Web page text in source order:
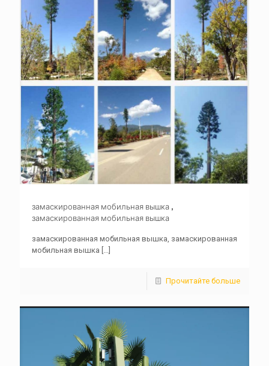
замаскированная мобильная вышка ,
замаскированная мобильная вышка
замаскированная мобильная вышка, замаскированная
мобильная вышка [...]
Прочитайте больше